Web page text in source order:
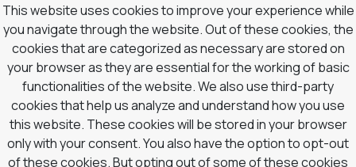
This website uses cookies to improve your experience while
you navigate through the website. Out of these cookies, the
cookies that are categorized as necessary are stored on
your browser as they are essential for the working of basic
functionalities of the website. We also use third-party
cookies that help us analyze and understand how you use
this website. These cookies will be stored in your browser
only with your consent. You also have the option to opt-out
of these cookies. But opting out of some of these cookies